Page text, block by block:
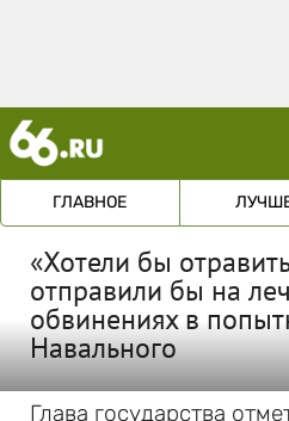
ГЛАВНОЕ
«Хотели бы
отправили бы на
обвинениях в
Навального
Глава государства